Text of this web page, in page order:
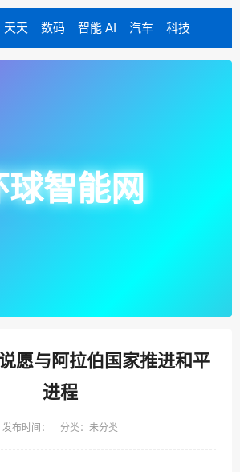
天天 数码 智能 AI 汽车 科技
球智能网
愿与阿拉伯国家推进和平
进程
发布时间： 分类：未分类